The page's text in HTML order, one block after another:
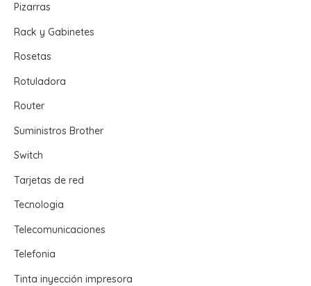
Pizarras
Rack y Gabinetes
Rosetas
Rotuladora
Router
Suministros Brother
Switch
Tarjetas de red
Tecnologia
Telecomunicaciones
Telefonia
Tinta inyección impresora